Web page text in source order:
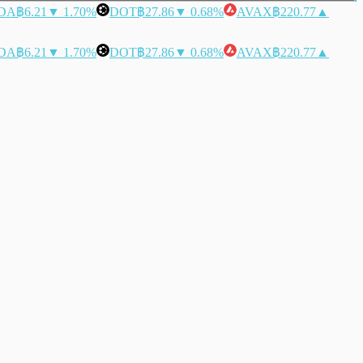
฿6.21 ▼ 1.70% DOT฿27.86▼ 0.68% AVAX฿220.77 ▲
฿6.21 ▼ 1.70% DOT฿27.86▼ 0.68% AVAX฿220.77 ▲